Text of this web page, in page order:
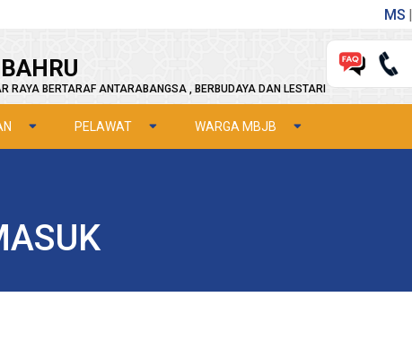
MS
RAYA BERTARAF ANTARABANGSA , BERBUDAYA DAN LESTARI
PELAWAT WARGA MBJB